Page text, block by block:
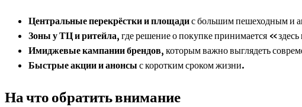
Центральные перекрёстки и площадис большим пешеходным и
Зоны у ТЦ и ритейла, где решение о покупке принимается
Имиджевые кампании брендов, которым важно выглядеть
Быстрые акции и анонсы с коротким сроком жизни.
На что обратить внимание